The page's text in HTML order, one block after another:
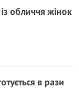
обличчя жінок